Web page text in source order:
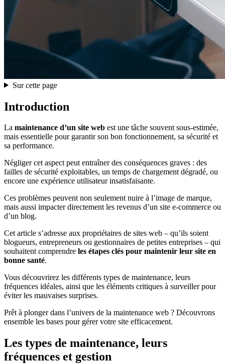
Sur cette page
Introduction
La maintenance d’un site web est une tâche souvent sous-estimée,
mais essentielle pour garantir son bon fonctionnement, sa sécurité et
sa performance.
Négliger cet aspect peut entraîner des conséquences graves : des
failles de sécurité exploitables, un temps de chargement dégradé, ou
encore une expérience utilisateur insatisfaisante.
Ces problèmes peuvent non seulement nuire à l’image de marque,
mais aussi impacter directement les revenus d’un site e-commerce ou
d’un blog.
Cet article s’adresse aux propriétaires de sites web – qu’ils soient
blogueurs, entrepreneurs ou gestionnaires de petites entreprises – qui
souhaitent comprendre les étapes clés pour maintenir leur site en
bonne santé.
Vous découvrirez les différents types de maintenance, leurs
fréquences idéales, ainsi que les éléments critiques à surveiller pour
éviter les mauvaises surprises.
Prêt à plonger dans l’univers de la maintenance web ? Découvrons
ensemble les bases pour gérer votre site efficacement.
Les types de maintenance, leurs
fréquences et gestion